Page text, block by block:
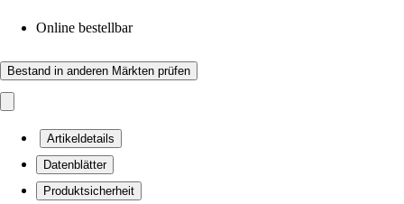
Online bestellbar
Bestand in anderen Märkten prüfen
Artikeldetails
Datenblätter
Produktsicherheit